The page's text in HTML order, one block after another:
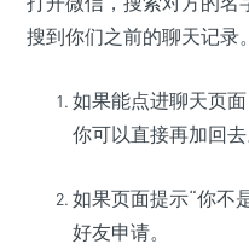
搜到你们之前的聊天记录。
如果能点进聊天页
你可以直接再加回去
如果页面提示“你不
好友申请。